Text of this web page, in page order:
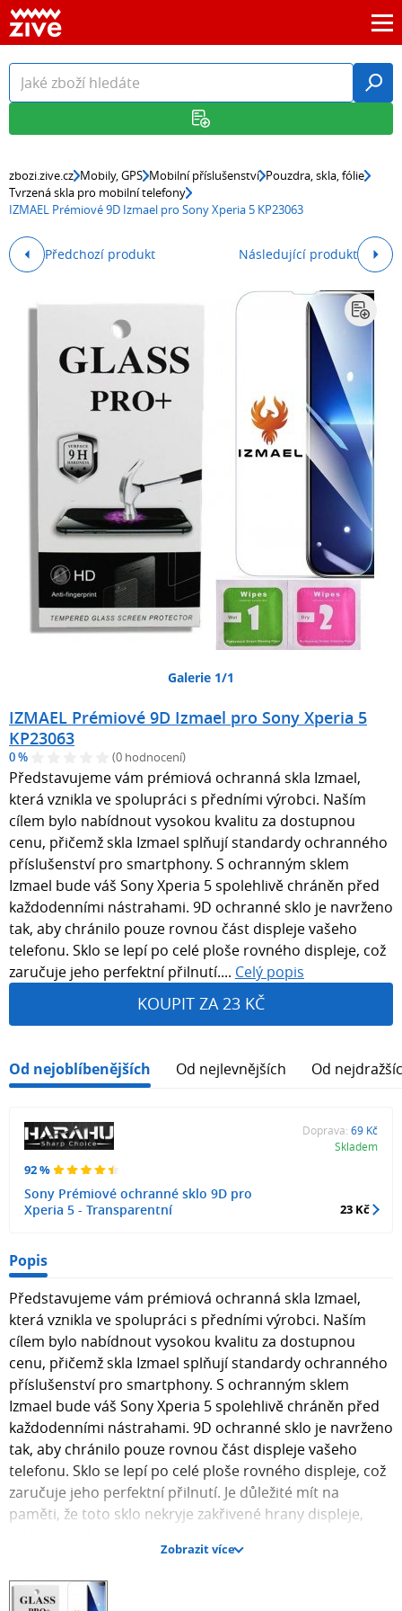
zbozi.zive.cz Mobily, GPS Mobilní příslušenství Pouzdra, skla, fólie
Tvrzená skla pro mobilní telefony
IZMAEL Prémiové 9D Izmael pro Sony Xperia 5 KP23063
Předchozí produkt Následující produkt
Galerie 1/1
IZMAEL Prémiové 9D Izmael pro Sony Xperia 5
KP23063
0 % (0 hodnocení)
Představujeme vám prémiová ochranná skla Izmael,
která vznikla ve spolupráci s předními výrobci. Naším
cílem bylo nabídnout vysokou kvalitu za dostupnou
cenu, přičemž skla Izmael splňují standardy ochranného
příslušenství pro smartphony. S ochranným sklem
Izmael bude váš Sony Xperia 5 spolehlivě chráněn před
každodenními nástrahami. 9D ochranné sklo je navrženo
tak, aby chránilo pouze rovnou část displeje vašeho
telefonu. Sklo se lepí po celé ploše rovného displeje, což
zaručuje jeho perfektní přilnutí.... Celý popis
KOUPIT ZA 23 KČ
Od nejoblíbenějších Od nejlevnějších Od
92 %
Sony Prémiové ochranné sklo 9D pro
Xperia 5 - Transparentní
Doprava: 69 Kč
Skladem
23 Kč
Popis
Představujeme vám prémiová ochranná skla Izmael,
která vznikla ve spolupráci s předními výrobci. Naším
cílem bylo nabídnout vysokou kvalitu za dostupnou
cenu, přičemž skla Izmael splňují standardy ochranného
příslušenství pro smartphony. S ochranným sklem
Izmael bude váš Sony Xperia 5 spolehlivě chráněn před
každodenními nástrahami. 9D ochranné sklo je navrženo
tak, aby chránilo pouze rovnou část displeje vašeho
telefonu. Sklo se lepí po celé ploše rovného displeje, což
zaručuje jeho perfektní přilnutí. Je důležité mít na
paměti, že toto sklo nekryje zakřivené hrany displeje,
ochrana se vztahuje pouze na rovné části. Návod na
aplikaci ochranného skla Instalace ochranného skla je
jednoduchá a rychlá. Displej důkladně očistěte
Zobrazit více